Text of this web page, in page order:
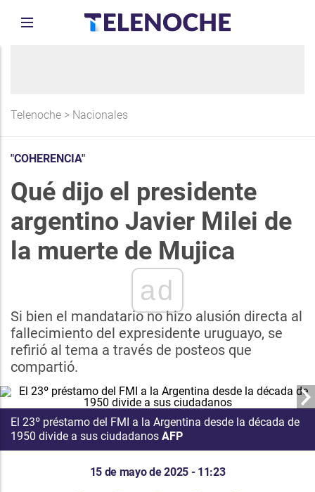
Telenoche > Nacionales
"COHERENCIA"
Qué dijo el presidente
argentino Javier Milei de
la muerte de Mujica
ad
Si bien el mandatario no hizo alusión directa al
fallecimiento del expresidente uruguayo, se
refirió al tema a través de posteos que
compartió.
El 23º préstamo del FMI a la Argentina desde la década de
1950 divide a sus ciudadanos AFP
15 de mayo de 2025 - 11:23